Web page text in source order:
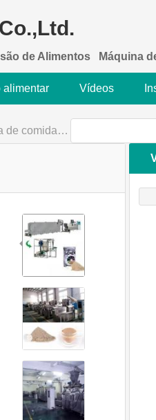
de Alimentos Máquina
alimentar Vídeos
pó de arroz para bebé design